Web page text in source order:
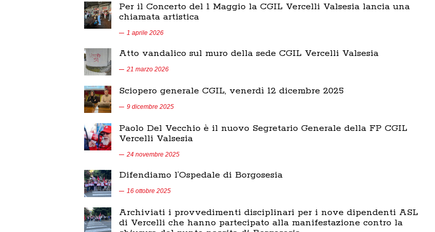
Per il Concerto del 1 Maggio la CGIL Vercelli Valsesia lancia una
chiamata artistica
1 aprile 2026
Atto vandalico sul muro della sede CGIL Vercelli Valsesia
21 marzo 2026
Sciopero generale CGIL, venerdì 12 dicembre 2025
9 dicembre 2025
Paolo Del Vecchio è il nuovo Segretario Generale della FP CGIL
Vercelli Valsesia
24 novembre 2025
Difendiamo l’Ospedale di Borgosesia
16 ottobre 2025
Archiviati i provvedimenti disciplinari per i nove dipendenti ASL
di Vercelli che hanno partecipato alla manifestazione contro la